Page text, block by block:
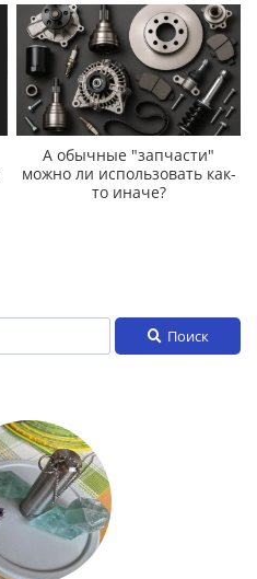
А обычные "запчасти"
можно ли использовать как-
то иначе?
Поиск